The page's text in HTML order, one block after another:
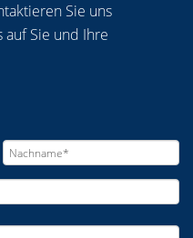
Sie uns
auf Sie und Ihre